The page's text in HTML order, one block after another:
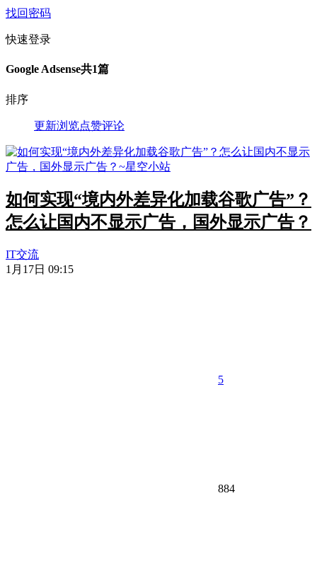
找回密码
快速登录
Google Adsense共1篇
排序
更新浏览点赞评论
如何实现“境内外差异化加载谷歌广告”？
怎么让国内不显示广告，国外显示广告？
IT交流
1月17日 09:15
5
884